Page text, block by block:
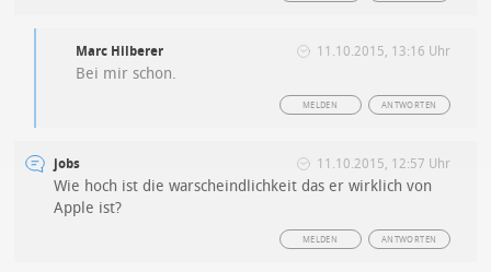
Marc Hilberer 11.10.2015, 13:16 Uhr
Bei mir schon.
ANTWORTEN
MELDEN
jobs 11.10.2015, 12:57 Uhr
Wie hoch ist die warscheindlichkeit das er wirklich von
Apple ist?
ANTWORTEN
MELDEN